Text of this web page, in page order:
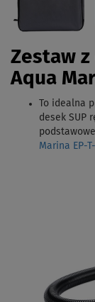
Zestaw
Aqua
To idealna
desek SUP
Marina EP-